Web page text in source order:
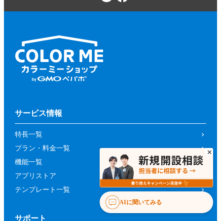
サービス情報
特長一覧
プラン・料金一覧
機能一覧
アプリストア
テンプレート一覧
サポート
AIに聞いてみる